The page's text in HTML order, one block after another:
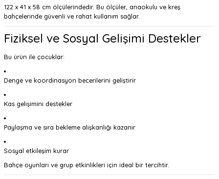
122 x 41 x 58 cm ölçülerindedir. Bu ölçüler, anaokulu ve kreş
bahçelerinde güvenli ve rahat kullanım sağlar.
Fiziksel ve Sosyal Gelişimi Destekler
Bu ürün ile çocuklar:
Denge ve koordinasyon becerilerini geliştirir
Kas gelişimini destekler
Paylaşma ve sıra bekleme alışkanlığı kazanır
Sosyal etkileşim kurar
Bahçe oyunları ve grup etkinlikleri için ideal bir tercihtir.